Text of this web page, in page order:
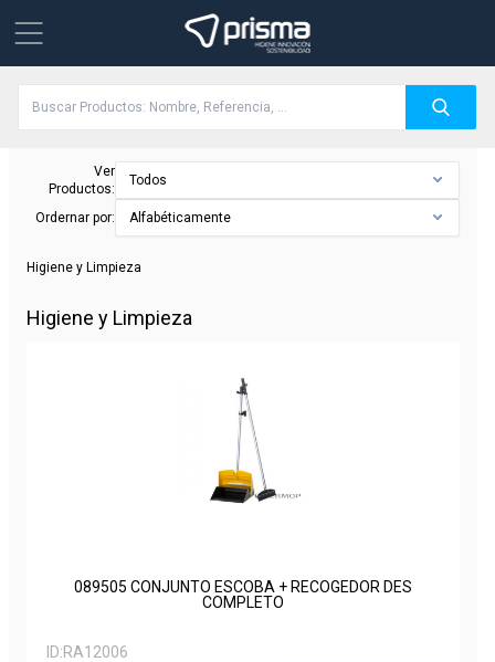
Ver
Productos:
Todos
Ordernar por: Alfabéticamente
Higiene y Limpieza
Higiene y Limpieza
089505 CONJUNTO ESCOBA + RECOGEDOR DES
COMPLETO
ID:RA12006